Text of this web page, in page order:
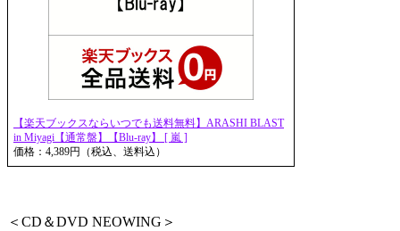
【楽天ブックスならいつでも送料無料】ARASHI BLAST
in Miyagi【通常盤】【Blu-ray】 [ 嵐 ]
価格：4,389円（税込、送料込）
＜CD＆DVD NEOWING＞